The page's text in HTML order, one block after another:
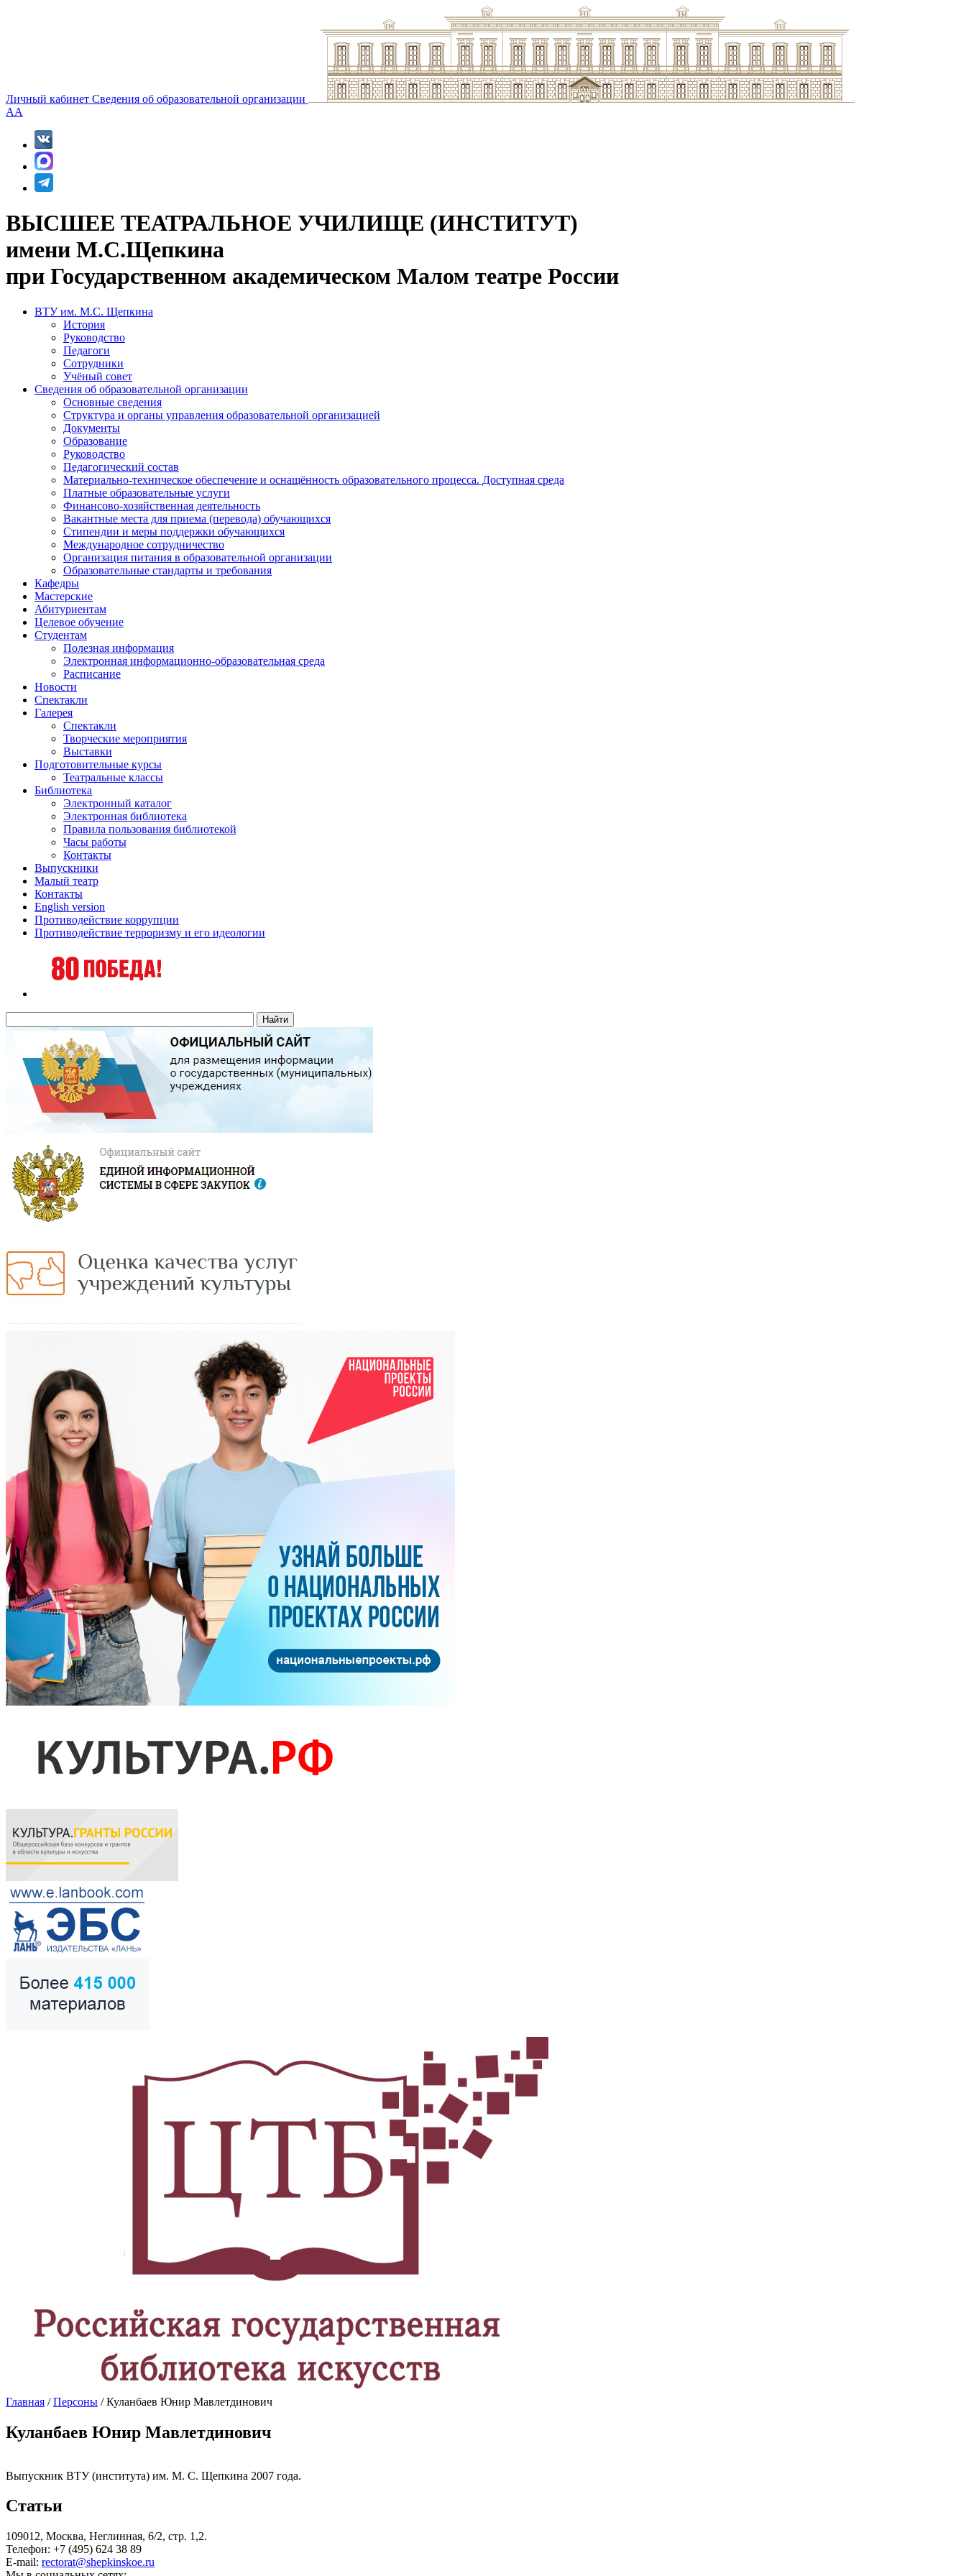
Личный кабинет Сведения об образовательной организации
AA
ВЫСШЕЕ ТЕАТРАЛЬНОЕ УЧИЛИЩЕ (ИНСТИТУТ)
имени М.С.Щепкина
при Государственном академическом Малом театре России
ВТУ им. М.С. Щепкина
История
Руководство
Педагоги
Сотрудники
Учёный совет
Сведения об образовательной организации
Основные сведения
Структура и органы управления образовательной организацией
Документы
Образование
Руководство
Педагогический состав
Материально-техническое обеспечение и оснащённость образовательного процесса. Доступная среда
Платные образовательные услуги
Финансово-хозяйственная деятельность
Вакантные места для приема (перевода) обучающихся
Стипендии и меры поддержки обучающихся
Международное сотрудничество
Организация питания в образовательной организации
Образовательные стандарты и требования
Кафедры
Мастерские
Абитуриентам
Целевое обучение
Студентам
Полезная информация
Электронная информационно-образовательная среда
Расписание
Новости
Спектакли
Галерея
Спектакли
Творческие мероприятия
Выставки
Подготовительные курсы
Театральные классы
Библиотека
Электронный каталог
Электронная библиотека
Правила пользования библиотекой
Часы работы
Контакты
Выпускники
Малый театр
Контакты
English version
Противодействие коррупции
Противодействие терроризму и его идеологии
Главная /Персоны / Куланбаев Юнир Мавлетдинович
Куланбаев Юнир Мавлетдинович
Выпускник ВТУ (института) им. М. С. Щепкина 2007 года.
Статьи
109012, Москва, Неглинная, 6/2, стр. 1,2.
Телефон: +7 (495) 624 38 89
E-mail: rectorat@shepkinskoe.ru